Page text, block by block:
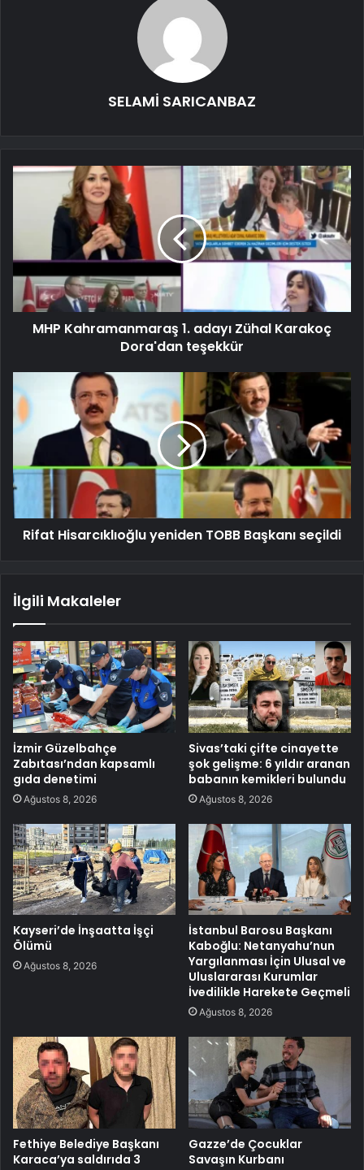
SELAMİ SARICANBAZ
MHP Kahramanmaraş 1. adayı Zühal Karakoç
Dora'dan teşekkür
Rifat Hisarcıklıoğlu yeniden TOBB Başkanı seçildi
İlgili Makaleler
İzmir Güzelbahçe
Zabıtası’ndan kapsamlı
gıda denetimi
Ağustos 8, 2026
Sivas’taki çifte cinayette
şok gelişme: 6 yıldır aranan
babanın kemikleri bulundu
Ağustos 8, 2026
Kayseri’de İnşaatta İşçi
Ölümü
Ağustos 8, 2026
İstanbul Barosu Başkanı
Kaboğlu: Netanyahu’nun
Yargılanması İçin Ulusal ve
Uluslararası Kurumlar
İvedilikle Harekete Geçmeli
Ağustos 8, 2026
Fethiye Belediye Başkanı
Karaca’ya saldırıda 3
Gazze’de Çocuklar
Savaşın Kurbanı